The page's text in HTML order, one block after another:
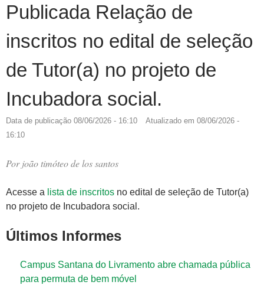
Publicada Relação de
inscritos no edital de seleção
de Tutor(a) no projeto de
Incubadora social.
Data de publicação 08/06/2026 - 16:10 Atualizado em 08/06/2026 -
16:10
Por joão timóteo de los santos
Acesse a lista de inscritos no edital de seleção de Tutor(a)
no projeto de Incubadora social.
Últimos Informes
Campus Santana do Livramento abre chamada pública
para permuta de bem móvel